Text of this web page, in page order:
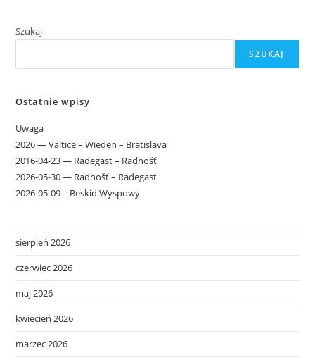
Szukaj
SZUKAJ
Ostatnie wpisy
Uwaga
2026 — Valtice – Wieden – Bratislava
2016-04-23 — Radegast – Radhošť
2026-05-30 — Radhošť – Radegast
2026-05-09 – Beskid Wyspowy
sierpień 2026
czerwiec 2026
maj 2026
kwiecień 2026
marzec 2026